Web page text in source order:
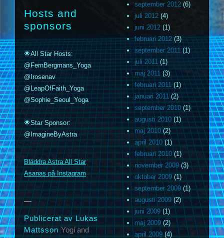
Hosts and
sponsors
🌟All Star Hosts:
@FernBergmans_Yoga
@Irosenav
@LeapOfFaith_Yoga
@Sophie_Seoul_Yoga
🌟Star Sponsor:
@ImagineByAstra
Bläddra Astra All Star
Asanas på Instagram
Publicerat av Lukas
MattssonYogi and
september 2012 (6)
juli 2012 (4)
juni 2012 (1)
februari 2012(3)
september 2011(1)
juli 2011 (1)
maj 2011 (3)
februari 2011(1)
januari 2011(2)
september 2010 (1)
augusti 2010(1)
maj 2010(2)
april 2010 (1)
februari 2010(1)
november 2009(3)
oktober 2009 (1)
september 2009(1)
augusti 2009(2)
juni 2009 (1)
maj 2009 (2)
april 2009(4)